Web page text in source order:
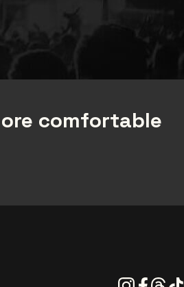
comfortable
Instagram